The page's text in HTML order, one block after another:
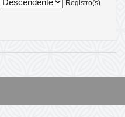
Registro(s)